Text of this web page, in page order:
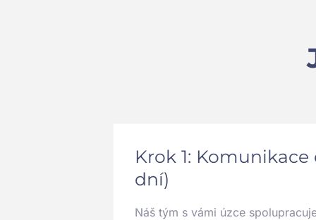
Krok 1:
dní)
Náš tým s vámi úzce